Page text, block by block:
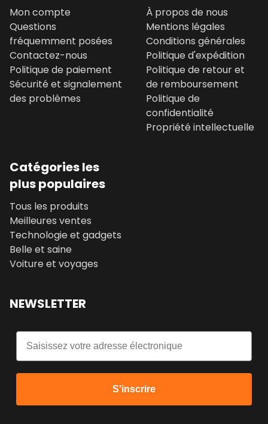
Mon compte
Questions
fréquemment posées
Contactez-nous
Politique de paiement
Sécurité et signalement
des problèmes
À propos de nous
Mentions légales
Conditions générales
Politique d'expédition
Politique de retour et
de remboursement
Politique de
confidentialité
Propriété intellectuelle
Catégories les
plus populaires
Tous les produits
Meilleures ventes
Technologie et gadgets
Belle et saine
Voiture et voyages
NEWSLETTER
Email
S'inscrire